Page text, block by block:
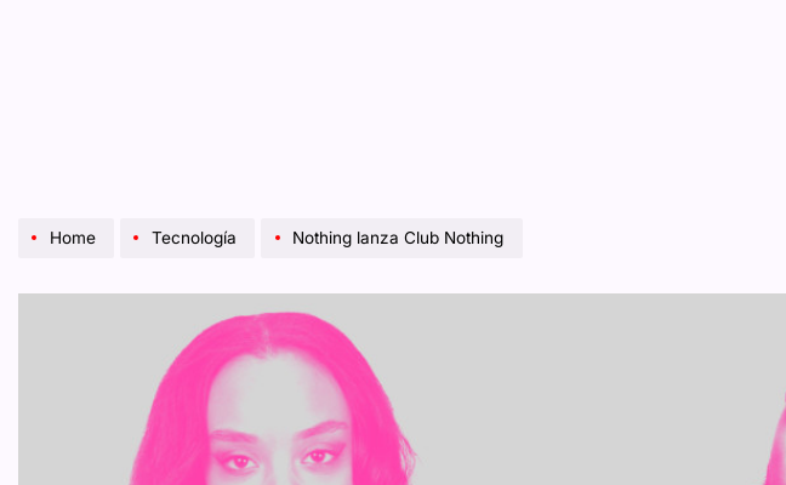
Home Tecnología Nothing lanza Club Nothing